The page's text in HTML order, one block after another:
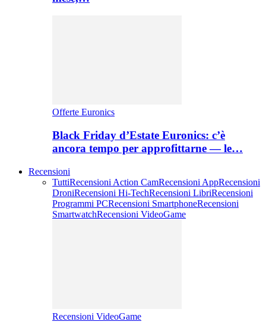
Offerte Euronics
Black Friday d’Estate Euronics: c’è
ancora tempo per approfittarne — le…
Recensioni
TuttiRecensioni Action CamRecensioni AppRecensioni
DroniRecensioni Hi-TechRecensioni LibriRecensioni
Programmi PCRecensioni SmartphoneRecensioni
SmartwatchRecensioni VideoGame
Recensioni VideoGame